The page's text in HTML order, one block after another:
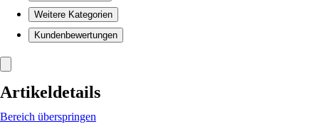
Weitere Kategorien
Kundenbewertungen
Artikeldetails
Bereich überspringen